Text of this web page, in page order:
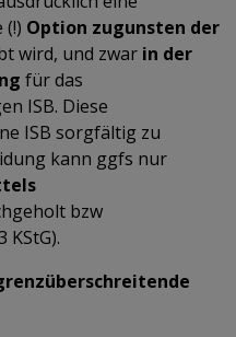
Option zugunsten der
wird, und zwar in der
für das
ISB. Diese
ISB sorgfältig zu
kann ggfs nur
bzw
KStG).